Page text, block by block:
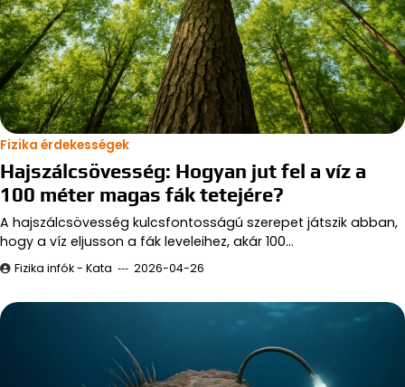
Fizika érdekességek
Hajszálcsövesség: Hogyan jut fel a víz a
100 méter magas fák tetejére?
A hajszálcsövesség kulcsfontosságú szerepet játszik abban,
hogy a víz eljusson a fák leveleihez, akár 100…
Fizika infók - Kata 2026-04-26